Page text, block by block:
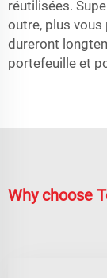
réutilisées.
outre, plus vous
dureront
portefeuille et
Why choose